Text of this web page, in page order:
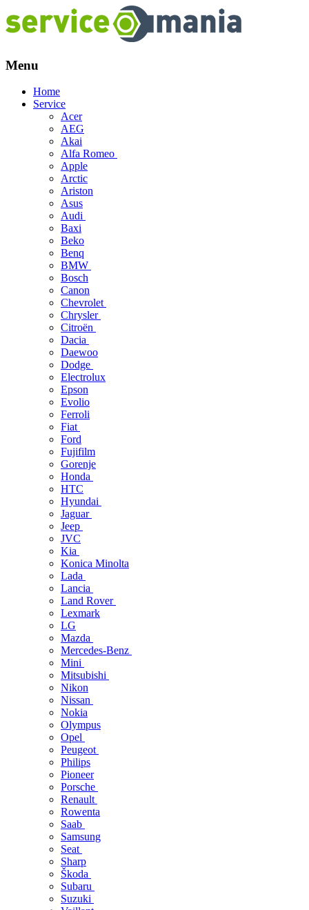
Menu
Skip
Home
Service
Acer
AEG
Akai
Alfa Romeo
Apple
Arctic
Ariston
Asus
Audi
Baxi
Beko
Benq
BMW
Bosch
Canon
Chevrolet
Chrysler
Citroën
Dacia
Daewoo
Dodge
Electrolux
Epson
Evolio
Ferroli
Fiat
Ford
Fujifilm
Gorenje
Honda
HTC
Hyundai
Jaguar
Jeep
JVC
Kia
Konica Minolta
Lada
Lancia
Land Rover
Lexmark
LG
Mazda
Mercedes-Benz
Mini
Mitsubishi
Nikon
Nissan
Nokia
Olympus
Opel
Peugeot
Philips
Pioneer
Porsche
Renault
Rowenta
Saab
Samsung
Seat
Sharp
Škoda
Subaru
Suzuki